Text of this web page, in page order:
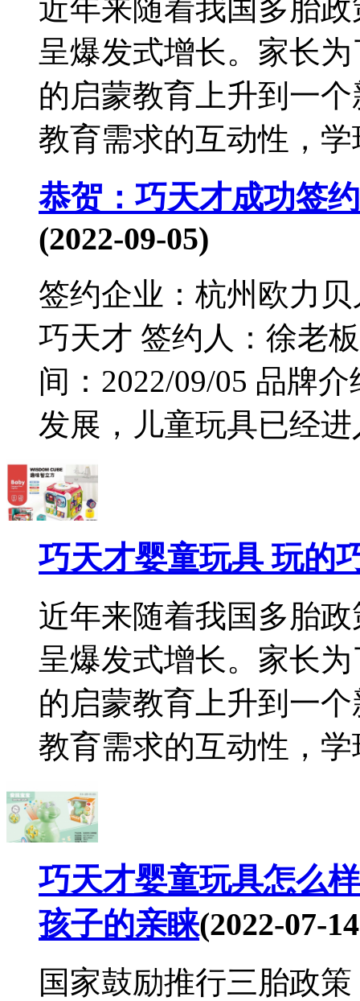
近年来随着我国多胎
呈爆发式增长。家长
的启蒙教育上升到一
教育需求的互动性，
恭贺：巧天才成功签
(2022-09-05)
签约企业：杭州欧力
巧天才 签约人：徐老
间：2022/09/05 品牌
发展，儿童玩具已经进
巧天才婴童玩具 玩的
近年来随着我国多胎
呈爆发式增长。家长
的启蒙教育上升到一
教育需求的互动性，
巧天才婴童玩具怎么
孩子的亲睐(2022-07-
国家鼓励推行三胎政